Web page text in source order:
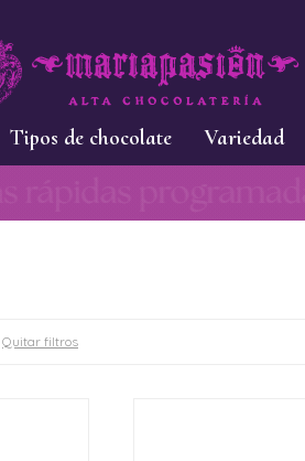
Tipos de chocolate Variedad
Quitar filtros